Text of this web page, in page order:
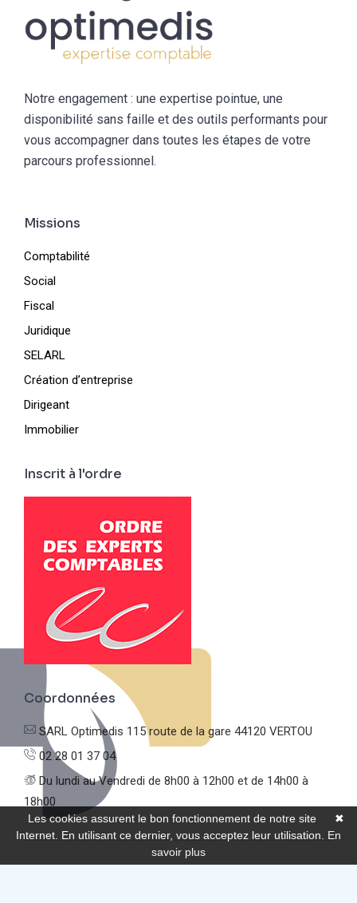
Notre engagement : une expertise pointue, une
disponibilité sans faille et des outils performants pour
vous accompagner dans toutes les étapes de votre
parcours professionnel.
Missions
Comptabilité
Social
Fiscal
Juridique
SELARL
Création d’entreprise
Dirigeant
Immobilier
Inscrit à l'ordre
Coordonnées
SARL Optimedis 115 route de la gare 44120 VERTOU
02 28 01 37 04
Du lundi au Vendredi de 8h00 à 12h00 et de 14h00 à
18h00
✖
Les cookies assurent le bon fonctionnement de notre site
Internet. En utilisant ce dernier, vous acceptez leur utilisation. En
savoir plus